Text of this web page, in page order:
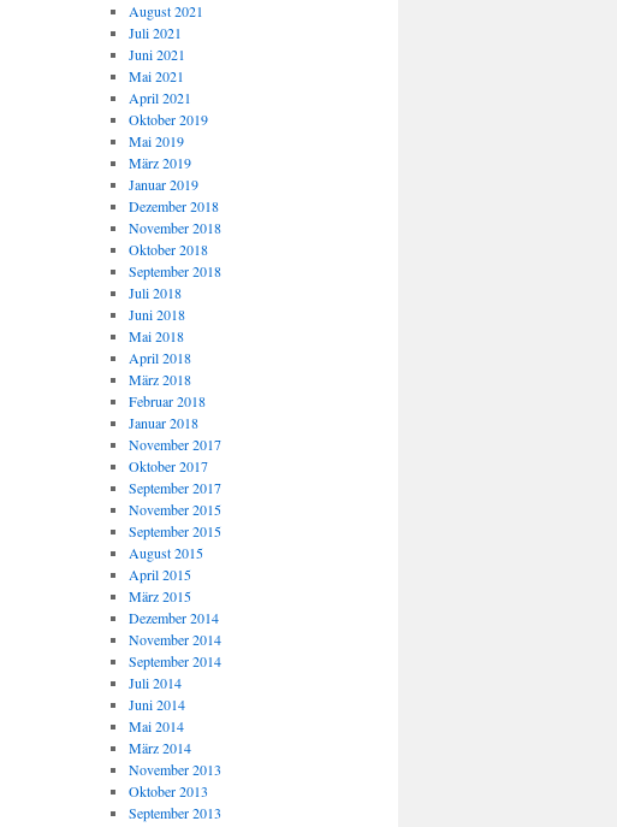
August 2021
Juli 2021
Juni 2021
Mai 2021
April 2021
Oktober 2019
Mai 2019
März 2019
Januar 2019
Dezember 2018
November 2018
Oktober 2018
September 2018
Juli 2018
Juni 2018
Mai 2018
April 2018
März 2018
Februar 2018
Januar 2018
November 2017
Oktober 2017
September 2017
November 2015
September 2015
August 2015
April 2015
März 2015
Dezember 2014
November 2014
September 2014
Juli 2014
Juni 2014
Mai 2014
März 2014
November 2013
Oktober 2013
September 2013